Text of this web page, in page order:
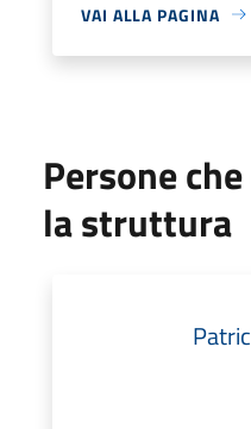
VAI ALLA PAGINA
Persone
la struttura